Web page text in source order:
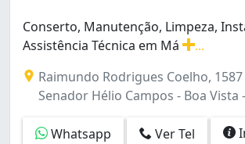
Conserto, Manutenção, Limpeza,
Assistência Técnica em Má
Raimundo Rodrigues Coelho, 1587
Senador Hélio Campos - Boa Vista
Whatsapp Ver Tel